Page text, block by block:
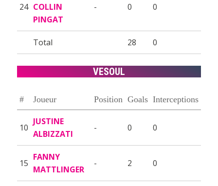
24 COLLIN
PINGAT
- 0 0
Total 28 0
VESOUL
# Joueur Position Goals Interceptions
10
JUSTINE
ALBIZZATI
- 0 0
15
FANNY
MATTLINGER
- 2 0